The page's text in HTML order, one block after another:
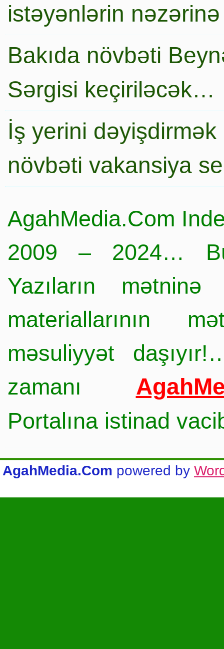
istəyənlərin nəzərinə
Bakıda növbəti
Sərgisi keçiriləcək…
İş yerini
növbəti vakansiya
AgahMedia.Com
2009 – 2024…
Yazıların
materiallarının
məsuliyyət
zamanı
Portalına istinad
AgahMedia.Com powered by